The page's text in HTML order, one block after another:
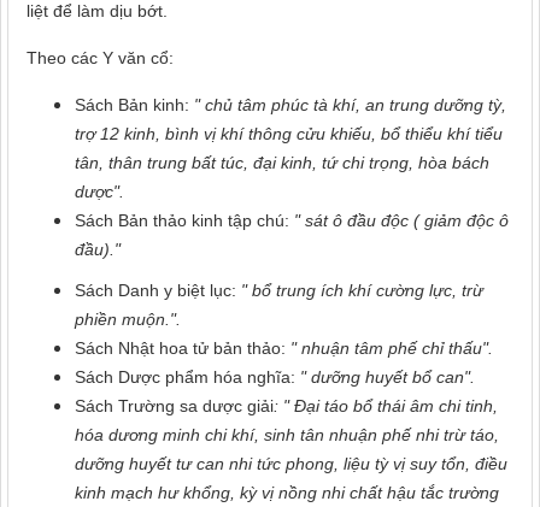
liệt để làm dịu bớt.
Theo các Y văn cổ:
Sách Bản kinh: " chủ tâm phúc tà khí, an trung dưỡng tỳ,
trợ 12 kinh, bình vị khí thông cửu khiếu, bổ thiểu khí tiểu
tân, thân trung bất túc, đại kinh, tứ chi trọng, hòa bách
dược".
Sách Bản thảo kinh tập chú: " sát ô đầu độc ( giảm độc ô
đầu)."
Sách Danh y biệt lục: " bổ trung ích khí cường lực, trừ
phiền muộn.".
Sách Nhật hoa tử bản thảo: " nhuận tâm phế chỉ thấu".
Sách Dược phẩm hóa nghĩa: " dưỡng huyết bổ can".
Sách Trường sa dược giải: " Đại táo bổ thái âm chi tinh,
hóa dương minh chi khí, sinh tân nhuận phế nhi trừ táo,
dưỡng huyết tư can nhi tức phong, liệu tỳ vị suy tổn, điều
kinh mạch hư khổng, kỳ vị nồng nhi chất hậu tắc trường